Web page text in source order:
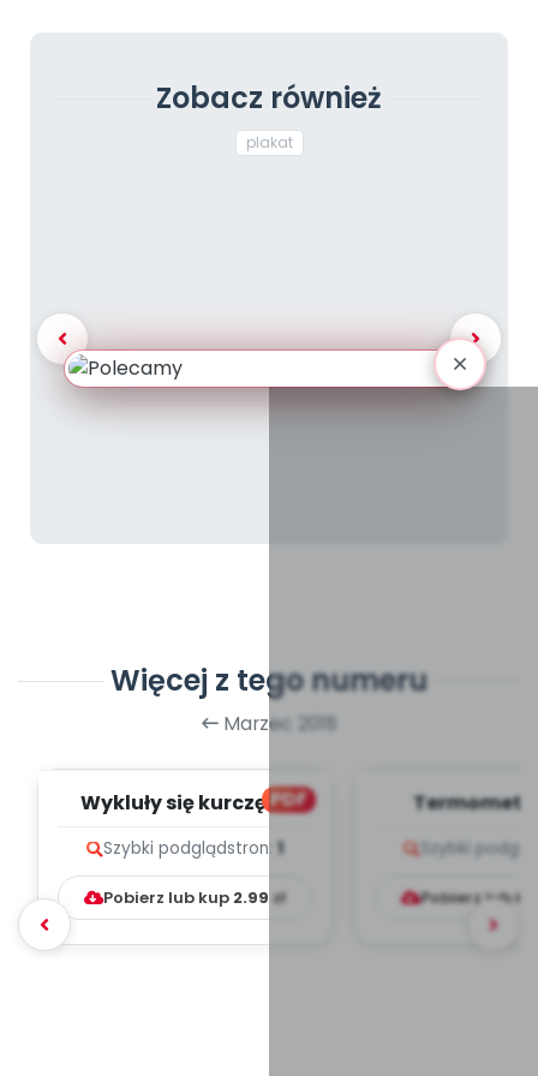
Zobacz również
plakat
Więcej z tego numeru
Marzec 2018
PDF
Wykluły się kurczęta
Szybki podglądstron: 1
Pobierz lub kup 2.99 zł
Szybki
Pobierz lub